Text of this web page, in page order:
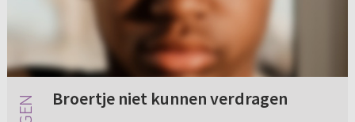
Broertje niet kunnen verdragen